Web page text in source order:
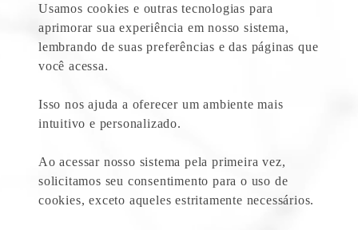
Usamos cookies e outras tecnologias para
aprimorar sua experiência em nosso sistema,
lembrando de suas preferências e das páginas que
você acessa.
Isso nos ajuda a oferecer um ambiente mais
intuitivo e personalizado.
Ao acessar nosso sistema pela primeira vez,
solicitamos seu consentimento para o uso de
cookies, exceto aqueles estritamente necessários.